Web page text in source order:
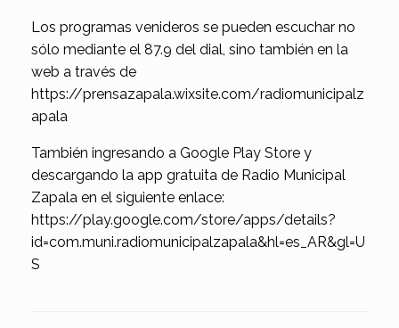
Los programas venideros se pueden escuchar no
sólo mediante el 87.9 del dial, sino también en la
web a través de
https://prensazapala.wixsite.com/radiomunicipalz
apala
También ingresando a Google Play Store y
descargando la app gratuita de Radio Municipal
Zapala en el siguiente enlace:
https://play.google.com/store/apps/details?
id=com.muni.radiomunicipalzapala&hl=es_AR&gl=U
S